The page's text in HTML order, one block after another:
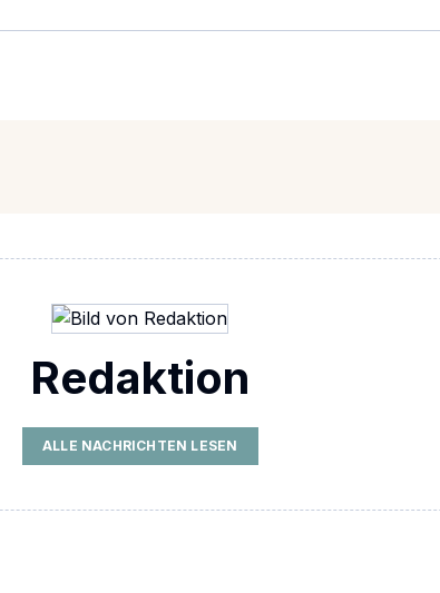
Redaktion
ALLE NACHRICHTEN LESEN